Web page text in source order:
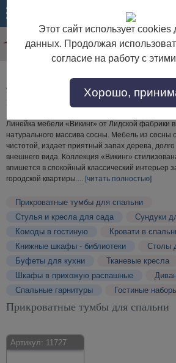
Лидская мебельная фабрика
ценам
Линейка мебели «Викинг» от Лидской фабрики
натурального массива сосны. Мебель из сосны
чистотой, издает приятный запах дерева,
внешнего вида. Коллекция «Викинг»
впишется в спокойный классический интерьер
городской квартиры.... [читать полностью]
Прикроватные тумбы для спальни
Стулья и кресла для сада
Сундуки
Комоды в гостиную
Кровати в
Книжные шкафы - библиотеки
Столы
Буфеты для кухни
Тканевые кресла
Шкафы в прихожую распашные
Спальные гарнитуры
Гостиные
Прикроватные тумбы для спальни
Артикул: 11727
Этот сайт использует cookies
данных. Продолжая
согласие на работу с
Хорошо,